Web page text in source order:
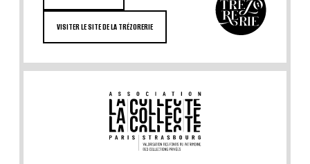
VISITER LE SITE DE LA TRÉZORERIE